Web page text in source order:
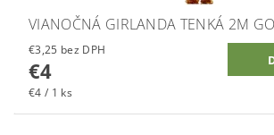
VIANOČNÁ GIRLANDA TENKÁ 2M
€3,25 bez DPH
€4
€4 / 1 ks